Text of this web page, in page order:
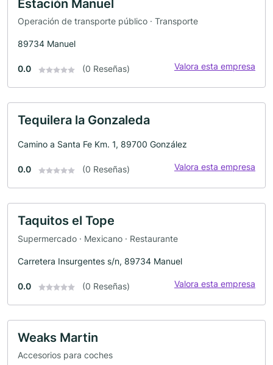
Estación Manuel
Operación de transporte público · Transporte
89734 Manuel
0.0 (0 Reseñas) Valora esta empresa
Tequilera la Gonzaleda
Camino a Santa Fe Km. 1, 89700 González
0.0 (0 Reseñas) Valora esta empresa
Taquitos el Tope
Supermercado · Mexicano · Restaurante
Carretera Insurgentes s/n, 89734 Manuel
0.0 (0 Reseñas) Valora esta empresa
Weaks Martin
Accesorios para coches